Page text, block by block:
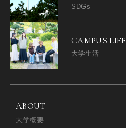
SDGs
CAMPUS LIFE
大学生活
ABOUT
大学概要